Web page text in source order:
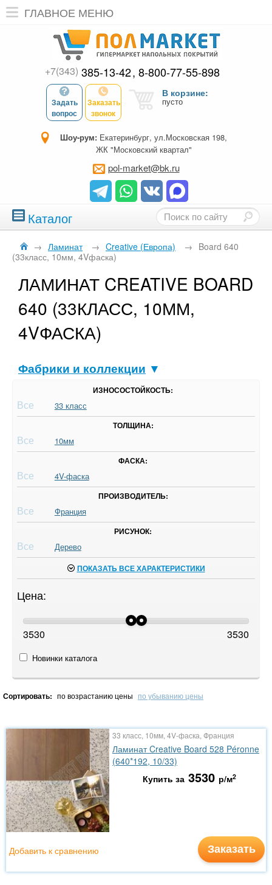
ГЛАВНОЕ МЕНЮ
+7(343) 385-13-42 8-800-77-55-898
Задать
вопрос
Заказать
звонок
В корзине:
пусто
Шоу-рум: Екатеринбург, ул.Московская 198,
ЖК "Московский квартал"
pol-market@bk.ru
Каталог
→ Ламинат → Creative (Европа) → Board 640
(33класс, 10мм, 4Vфаска)
ЛАМИНАТ CREATIVE BOARD
640 (33КЛАСС, 10ММ,
4VФАСКА)
Фабрики и коллекции ▼
ИЗНОСОСТОЙКОСТЬ:
Все 33 класс
ТОЛЩИНА:
Все 10мм
ФАСКА:
Все 4V-фаска
ПРОИЗВОДИТЕЛЬ:
Все Франция
РИСУНОК:
Все Дерево
ПОКАЗАТЬ ВСЕ ХАРАКТЕРИСТИКИ
Цена:
3530 3530
Новинки каталога
Сортировать: по возрастанию цены по убыванию цены
33 класс, 10мм, 4V-фаска, Франция
Ламинат Creative Board 528 Péronne
(640*192, 10/33)
Купить за 3530 р/м2
Заказать
Добавить к сравнению